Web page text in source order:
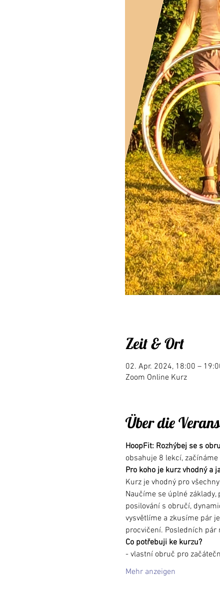
Zeit & Ort
02. Apr. 2024, 18:00 –
Zoom Online Kurz
Über die
HoopFit: Rozhýbej se s
obsahuje 8 lekcí,
Pro koho je kurz vhodný a
Kurz je vhodný pro
Naučíme se úplné
posilování s obručí,
vysvětlíme a zkusíme pár
procvičení. Posledních
Co potřebuji ke kurzu?
- vlastní obruč pro
Mehr anzeigen